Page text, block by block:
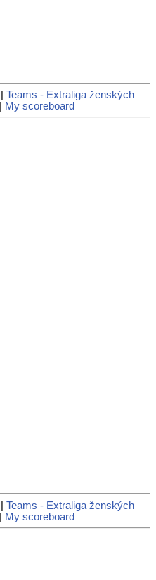
Teams - Extraliga ženských
My scoreboard
Teams - Extraliga ženských
My scoreboard